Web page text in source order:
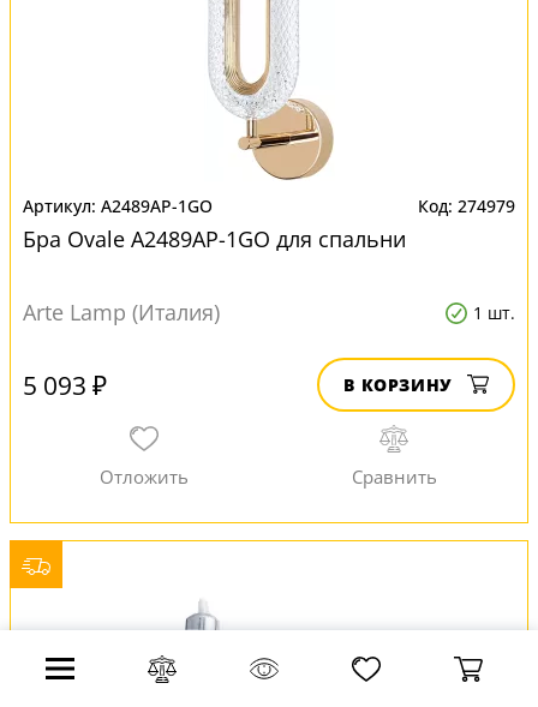
A2489AP-1GO 274979
Бра Ovale A2489AP-1GO для спальни
Arte Lamp (Италия) 1 шт.
5 093 ₽ В КОРЗИНУ